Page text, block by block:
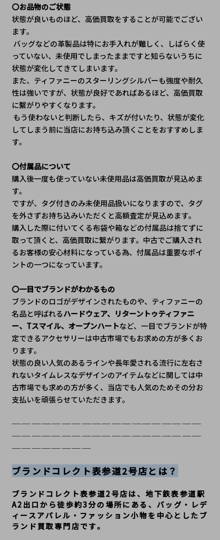
〇お品物のご状態
状態が良いものほど、高価買取をすることが可能でござい
ます。
っていない、未使用でしまったままですと知らないうちに
状態が変化してきてしまいます。
また、ティファニーのスターリングシルバーも強度や耐久
性は強いですが、状態が良好であればあるほど、高価買取
に繫がりやすくなります。
してしまう前に当店にお持ち込み頂くことをおすすめしま
す。
〇付属品について
購入後一度も使っていない未使用品は高価買取が見込めま
す。
ですが、タグ付きのみ未使用品扱いになりますので、タグ
を外さずお持ち込みいただくと高額査定が見込めます。
購入した際に付いてくる布袋や箱などの付属品は捨てずに
取って頂くと、高価買取に繋がります。中古でご購入され
るお客様の安心材料になっている為、付属品は重要なポイ
ントの一つになっています。
〇一目でブランドがわかるもの
ブランドのロゴがデザインされたものや、ティファニーの
名品と呼ばれるハードウェア、リターントゥティファニ
ー、Tスマイル、オープンハートなど、一目でブランドが特
定できるアクセサリーは中古市場でもお求めの方が多くお
ります。
状態の良い人気のあるラインや長年愛される流行に左右さ
れないタイムレスなデザインのアイテムなどに関しては中
古市場でも求めの方が多く、当店でも人気のためその分お
支払いを頑張らせていただきます。
───────────────────
───────────────────
────────
ブランドコレクト表参道2号店とは？
ブランドコレクト表参道2号店は、地下鉄表参道駅
A2出口から徒歩約3分の場所にある、バッグ・レデ
ィースアパレル・ファッション小物を中心としたブ
ランド買取専門店です。